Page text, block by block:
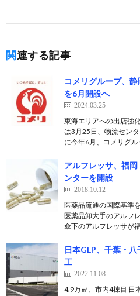
関連する記事
コメリグループ、
を6月開設へ
2024.03.25
東海エリアへの出店強
は3月25日、物流セン
に今年6月、コメリグ
アルフレッサ、福
ンターを開設
2018.10.12
医薬品流通の国際基準
医薬品卸大手のアルフ
傘下のアルフレッサが
日本GLP、千葉・
工
2022.11.08
4.9万㎡、市内4棟目 日